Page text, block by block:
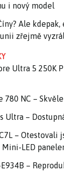
i nový model
Ale kdepak,
zřejmě
Ultra 5 250K
780 NC –
Ultra –
– Otestovali
Mini-LED
E934B –